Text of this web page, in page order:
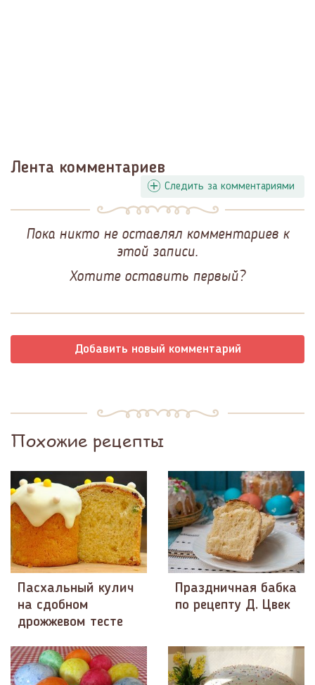
Лента комментариев
Следить за комментариями
Пока никто не оставлял комментариев к
этой записи.
Хотите оставить первый?
Добавить новый комментарий
Похожие рецепты
Пасхальный кулич
на сдобном
дрожжевом тесте
Праздничная бабка
по рецепту Д. Цвек